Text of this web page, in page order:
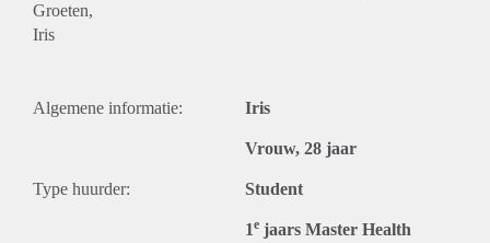
Groeten,
Iris
Algemene informatie: Iris
Vrouw, 28 jaar
Type huurder: Student
1e jaars Master Health